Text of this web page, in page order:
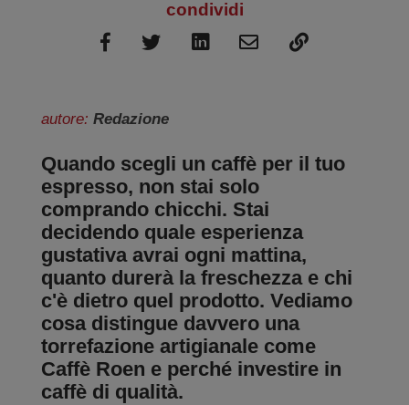
condividi
autore: Redazione
Quando scegli un caffè per il tuo
espresso, non stai solo
comprando chicchi. Stai
decidendo quale esperienza
gustativa avrai ogni mattina,
quanto durerà la freschezza e chi
c'è dietro quel prodotto. Vediamo
cosa distingue davvero una
torrefazione artigianale come
Caffè Roen e perché investire in
caffè di qualità.